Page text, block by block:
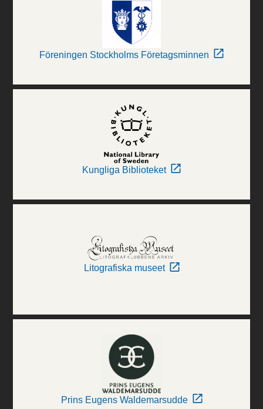
Föreningen Stockholms Företagsminnen
Kungliga Biblioteket
Litografiska museet
Prins Eugens Waldemarsudde